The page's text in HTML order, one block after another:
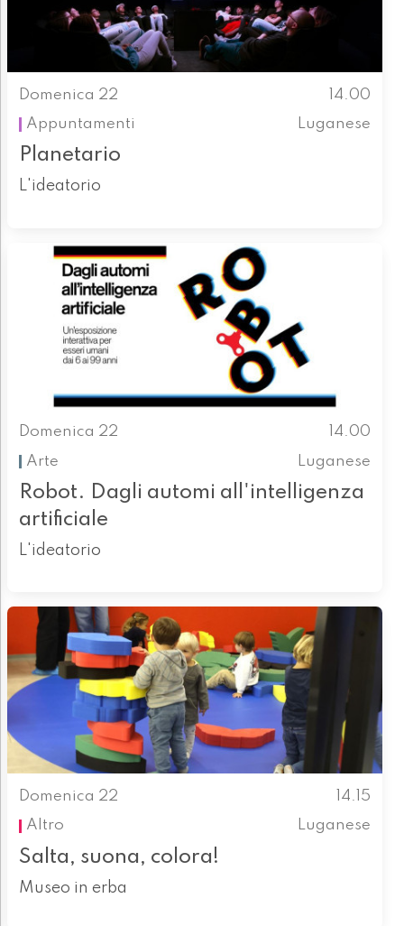
Domenica 22
14.00
Appuntamenti
Luganese
Planetario
L'ideatorio
Domenica 22
14.00
Arte
Luganese
Robot. Dagli automi all'intelligenza
artificiale
L'ideatorio
Domenica 22
14.15
Altro
Luganese
Salta, suona, colora!
Museo in erba